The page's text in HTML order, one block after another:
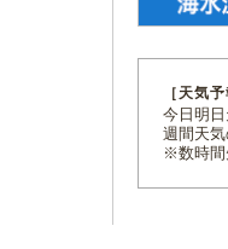
［天気
今日明
週間天
※数時間